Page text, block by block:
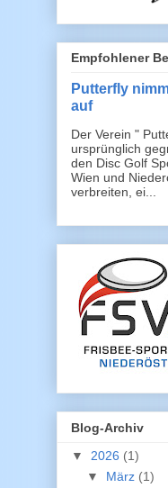
Empfohlener
Putterfly
auf
Der Verein "
ursprünglich
den Disc Golf
Wien und
verbreiten, ei...
Blog-Archiv
▼ 2026 (1)
▼ März (1)